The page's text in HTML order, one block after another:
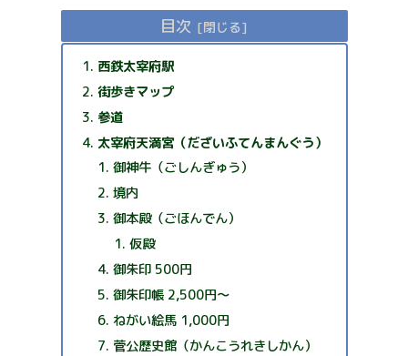
目次
西鉄太宰府駅
街歩きマップ
参道
太宰府天満宮（だざいふてんまんぐう）
御神牛（ごしんぎゅう）
境内
御本殿（ごほんでん）
仮殿
御朱印 500円
御朱印帳 2,500円～
ねがい絵馬 1,000円
菅公歴史館（かんこうれきしかん）